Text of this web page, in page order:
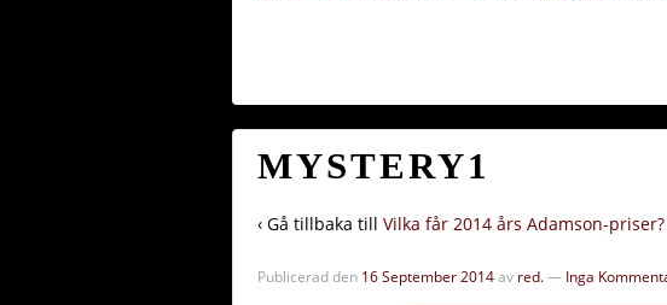
MYSTERY1
‹ Gå tillbaka till Vilka får 2014 års Adamson-priser?
Publicerad den 16 September 2014av red.— Inga